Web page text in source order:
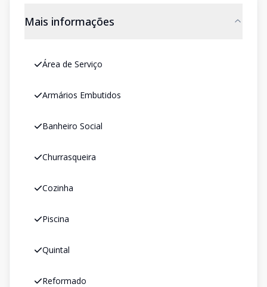
Mais informações
Área de Serviço
Armários Embutidos
Banheiro Social
Churrasqueira
Cozinha
Piscina
Quintal
Reformado